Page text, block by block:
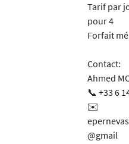
Tarif par
pour 4
Forfait
Contact:
Ahmed
📞 +33 6
✉️
@gmail